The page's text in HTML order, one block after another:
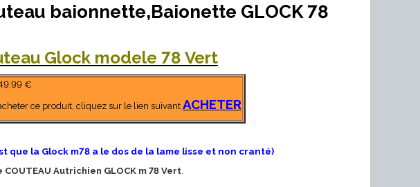
baionnette,Baionette GLOCK 78
Glock modele 78 Vert
€
ce produit, cliquez sur le lien suivantACHETER
la Glock m78 a le dos de la lame lisse et non cranté)
Autrichien GLOCK m 78 Vert.